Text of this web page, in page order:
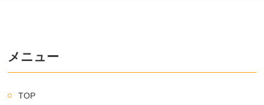
メニュー
TOP